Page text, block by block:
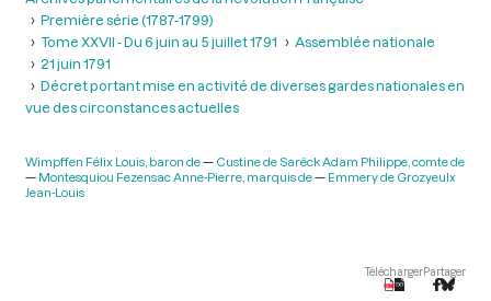
Première série (1787-1799)
Tome XXVII - Du 6 juin au 5 juillet 1791
Assemblée nationale
21 juin 1791
Décret portant mise en activité de diverses gardes nationales en
vue des circonstances actuelles
Wimpffen Félix Louis, baron de
Custine de Sarëck Adam Philippe, comte de
Montesquiou Fezensac Anne-Pierre, marquis de
Emmery de Grozyeulx
Jean-Louis
TéléchargerPartager